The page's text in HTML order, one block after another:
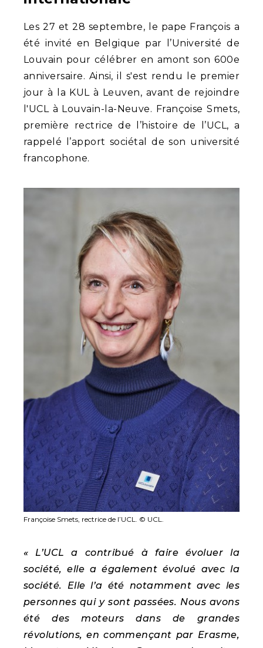
Les 27 et 28 septembre, le pape François a
été invité en Belgique par l’Université de
Louvain pour célébrer en amont son 600e
anniversaire. Ainsi, il s'est rendu le premier
jour à la KUL à Leuven, avant de rejoindre
l'UCL à Louvain-la-Neuve. Françoise Smets,
première rectrice de l’histoire de l’UCL, a
rappelé l’apport sociétal de son université
francophone.
Françoise Smets, rectrice de l’UCL. © UCL.
« L’UCL a contribué à faire évoluer la
société, elle a également évolué avec la
société. Elle l’a été notamment avec les
personnes qui y sont passées. Nous avons
été des moteurs dans de grandes
révolutions, en commençant par Erasme,